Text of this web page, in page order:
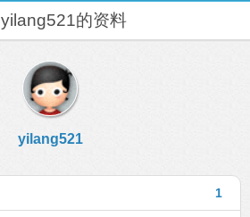
yilang521的资料
yilang521
1